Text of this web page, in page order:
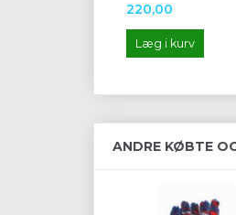
220,00
Læg i kurv
ANDRE KØBTE